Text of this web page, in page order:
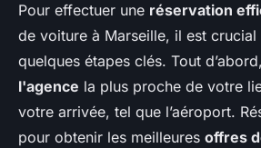
Pour effectuer une réservation
de voiture à Marseille, il est crucial
quelques étapes clés. Tout d’abord,
l'agence la plus proche de votre
votre arrivée, tel que l’aéroport.
pour obtenir les meilleures offres